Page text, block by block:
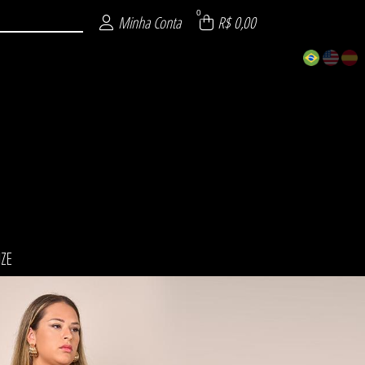
Minha Conta 0 R$ 0,00